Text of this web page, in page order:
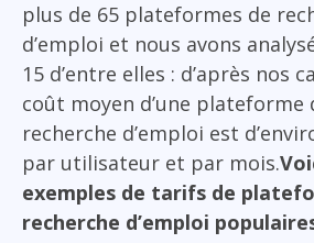
plus de 65 plateformes de
d’emploi et nous avons
15 d’entre elles : d’après nos
coût moyen d’une plateforme
recherche d’emploi est
par utilisateur et par mois.
exemples de tarifs de
recherche d’emploi